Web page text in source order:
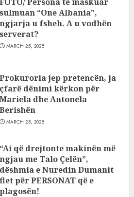
sulmuan “One Albania”,
ngjarja u fsheh. A u vodhën
serverat?
MARCH 25, 2025
Prokuroria jep pretencën, ja
çfarë dënimi kërkon për
Mariela dhe Antonela
Berishën
MARCH 25, 2025
“Ai që drejtonte makinën më
ngjau me Talo Çelën”,
dëshmia e Nuredin Dumanit
flet për PERSONAT që e
plagosën!